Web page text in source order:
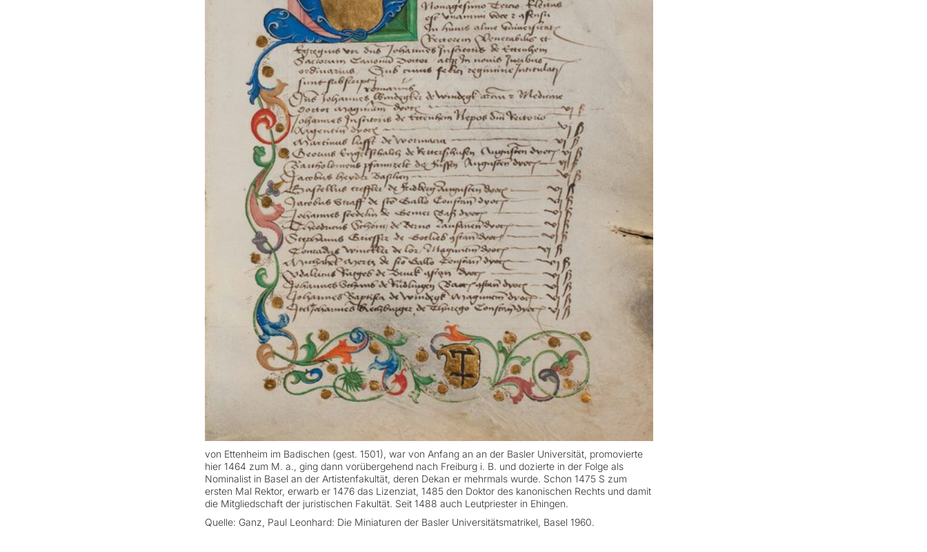
von Ettenheim im Badischen (gest. 1501), war von Anfang an an der Basler Universität, promovierte
hier 1464 zum M. a., ging dann vorübergehend nach Freiburg i. B. und dozierte in der Folge als
Nominalist in Basel an der Artistenfakultät, deren Dekan er mehrmals wurde. Schon 1475 S zum
ersten Mal Rektor, erwarb er 1476 das Lizenziat, 1485 den Doktor des kanonischen Rechts und damit
die Mitgliedschaft der juristischen Fakultät. Seit 1488 auch Leutpriester in Ehingen.
Quelle: Ganz, Paul Leonhard: Die Miniaturen der Basler Universitätsmatrikel, Basel 1960.